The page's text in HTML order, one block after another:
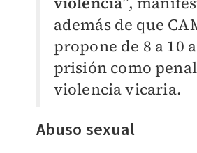
además de que
propone de 8 a 10
prisión como
violencia vicaria.
Abuso sexual